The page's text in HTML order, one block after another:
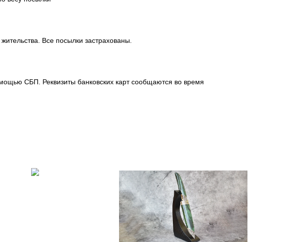
Все посылки застрахованы.
СБП. Реквизиты банковских карт сообщаются во время